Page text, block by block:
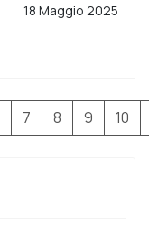
18 Maggio 2025
Pagina 1 di 30
7 8 9 10